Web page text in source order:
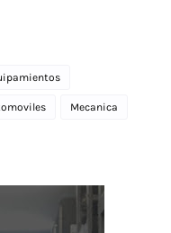
Mecanica